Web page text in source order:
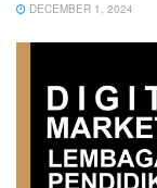
DECEMBER 1, 2024